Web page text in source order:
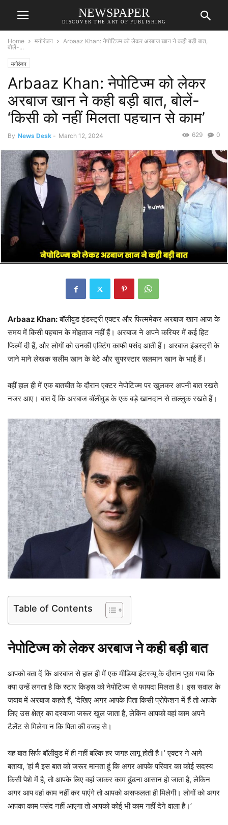
NEWSPAPER
DISCOVER THE ART OF PUBLISHING
Home मनोरंजन
Arbaaz Khan: नेपोटिज्म को लेकर अरबाज खान ने कही बड़ी बात,
बोलें-...
मनोरंजन
Arbaaz Khan: नेपोटिज्म को लेकर
अरबाज खान ने कही बड़ी बात, बोलें-
‘किसी को नहीं मिलता पहचान से काम’
By News Desk - March 12, 2024 0
629
Arbaaz Khan:बॉलीवुड इंडस्ट्री एक्टर और फिल्ममेकर अरबाज खान आज के
समय में किसी पहचान के मोहताज नहीं हैं। अरबाज ने अपने करियर में कई हिट
फिल्में दी हैं, और लोगों को उनकी एक्टिंग काफी पसंद आती हैं। अरबाज इंडस्ट्री के
जाने माने लेखक सलीम खान के बेटे और सुपरस्टार सलमान खान के भाई हैं।
वहीं हाल ही में एक बातचीत के दौरान एक्टर नेपोटिज्म पर खुलकर अपनी बात रखते
नजर आए। बात दें कि अरबाज बॉलीवुड के एक बड़े खानदान से ताल्लुक रखते हैं।
Table of Contents
नेपोटिज्म को लेकर अरबाज ने कही बड़ी बात
आपको बता दें कि अरबाज से हाल ही में एक मीडिया इंटरव्यू के दौरान पूछा गया कि
क्या उन्हें लगता है कि स्टार किड्स को नेपोटिज्म से फायदा मिलता है। इस सवाल के
जवाब में अरबाज कहते हैं, ‘देखिए अगर आपके पिता किसी प्रोफेशन में हैं तो आपके
लिए उस क्षेत्र का दरवाजा जरूर खुल जाता है, लेकिन आपको वहां काम अपने
टैलेंट से मिलेगा न कि पिता की वजह से।
यह बात सिर्फ बॉलीवुड में ही नहीं बल्कि हर जगह लागू होती है।’ एक्टर ने आगे
बताया, ‘हां मैं इस बात को जरूर मानता हूं कि अगर आपके परिवार का कोई सदस्य
किसी पेशे में है, तो आपके लिए वहां जाकर काम ढूंढना आसान हो जाता है, लेकिन
अगर आप वहां काम नहीं कर पाएंगे तो आपको असफलता ही मिलेगी। लोगों को अगर
आपका काम पसंद नहीं आएगा तो आपको कोई भी काम नहीं देने वाला है।’